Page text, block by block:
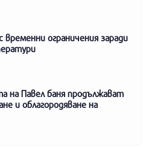
ограничения заради
на Павел баня продължават
и облагородяване на